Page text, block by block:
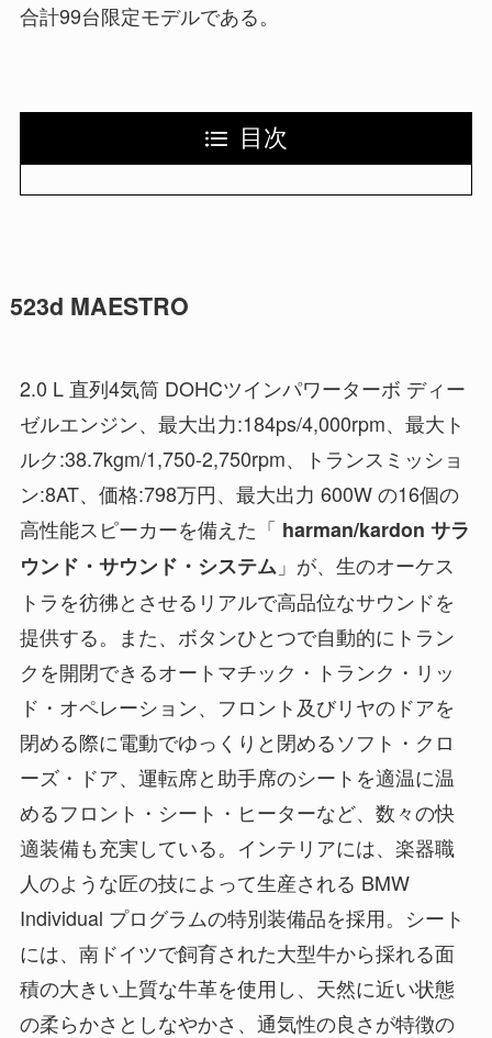
合計99台限定モデルである。
目次
523d MAESTRO
2.0 L 直列4気筒 DOHCツインパワーターボ ディー
ゼルエンジン、最大出力:184ps/4,000rpm、最大ト
ルク:38.7kgm/1,750-2,750rpm、トランスミッショ
ン:8AT、価格:798万円、最大出力 600W の16個の
高性能スピーカーを備えた「 harman/kardon サラ
ウンド・サウンド・システム 」が、生のオーケス
トラを彷彿とさせるリアルで高品位なサウンドを
提供する。また、ボタンひとつで自動的にトラン
クを開閉できるオートマチック・トランク・リッ
ド・オペレーション、フロント及びリヤのドアを
閉める際に電動でゆっくりと閉めるソフト・クロ
ーズ・ドア、運転席と助手席のシートを適温に温
めるフロント・シート・ヒーターなど、数々の快
適装備も充実している。インテリアには、楽器職
人のような匠の技によって生産される BMW
Individual プログラムの特別装備品を採用。シート
には、南ドイツで飼育された大型牛から採れる面
積の大きい上質な牛革を使用し、天然に近い状態
の柔らかさとしなやかさ、通気性の良さが特徴の